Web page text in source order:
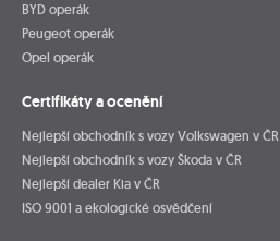
BYD operák
Peugeot operák
Opel operák
Certifikáty a ocenění
Nejlepší obchodník s vozy Volkswagen v ČR
Nejlepší obchodník s vozy Škoda v ČR
Nejlepší dealer Kia v ČR
ISO 9001 a ekologické osvědčení